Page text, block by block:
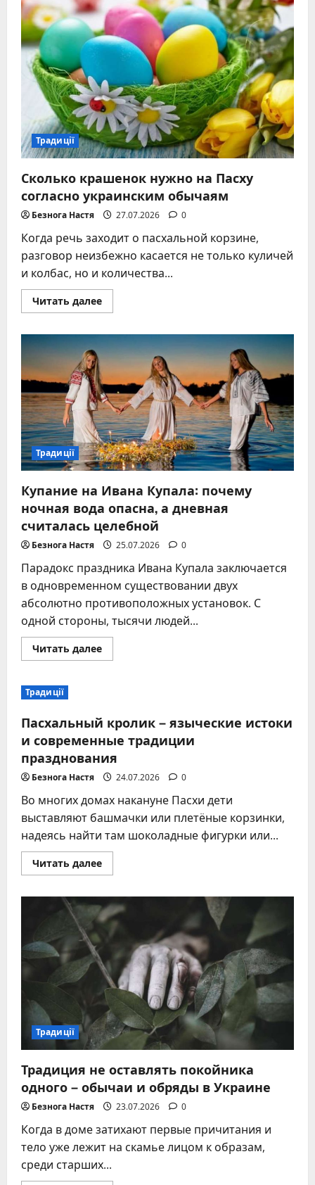
стричься
на
Троицу:
разбор
народных
верований
церковных
правил
Традиції
Сколько крашенок нужно на Пасху
согласно украинским обычаям
Безнога Настя 27.07.2026 0
Когда речь заходит о пасхальной корзине,
разговор неизбежно касается не только куличей
и колбас, но и количества...
Читать далееПрочитать
больше
крашенок
нужно
на
Пасху
согласно
украинским
обычаям
Традиції
Купание на Ивана Купала: почему
ночная вода опасна, а дневная
считалась целебной
Безнога Настя 25.07.2026 0
Парадокс праздника Ивана Купала заключается
в одновременном существовании двух
абсолютно противоположных установок. С
одной стороны, тысячи людей...
Читать далееПрочитать
больше
почему
ночная
вода
опасна,
а
дневная
считалась
Традиції
Пасхальный кролик – языческие истоки
и современные традиции
празднования
Безнога Настя 24.07.2026 0
Во многих домах накануне Пасхи дети
выставляют башмачки или плетёные корзинки,
надеясь найти там шоколадные фигурки или...
Читать далееПрочитать
больше
кролик
–
языческие
истоки
современные
традиции
празднования
Традиції
Традиция не оставлять покойника
одного – обычаи и обряды в Украине
Безнога Настя 23.07.2026 0
Когда в доме затихают первые причитания и
тело уже лежит на скамье лицом к образам,
среди старших...